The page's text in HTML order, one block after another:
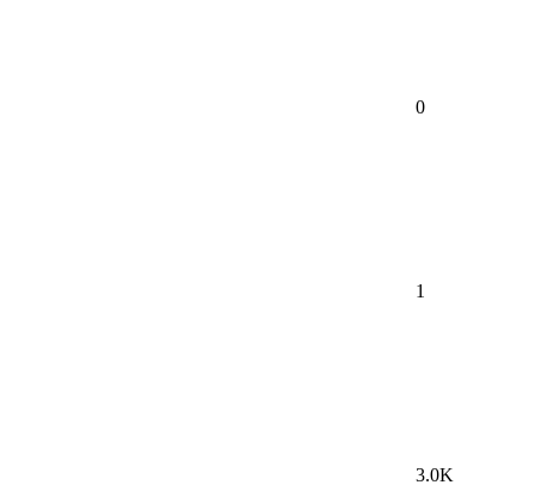
0
1
3.0K